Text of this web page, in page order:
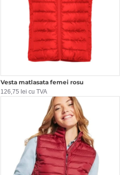
Vesta matlasata femei rosu
126,75 lei cu TVA